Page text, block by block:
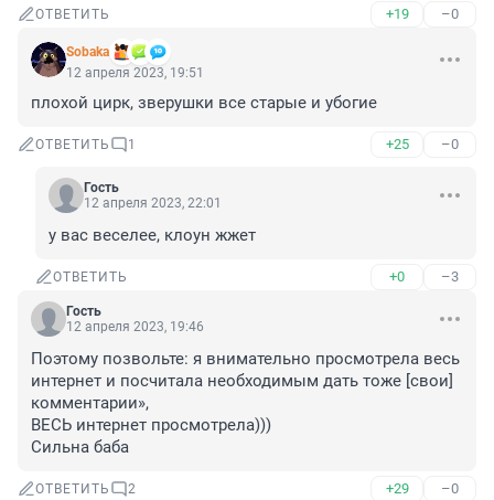
ОТВЕТИТЬ +19 –0
Sobaka
12 апреля 2023, 19:51
плохой цирк, зверушки все старые и убогие
ОТВЕТИТЬ 1 +25 –0
Гость
12 апреля 2023, 22:01
у вас веселее, клоун жжет
ОТВЕТИТЬ +0 –3
Гость
12 апреля 2023, 19:46
Поэтому позвольте: я внимательно просмотрела весь
интернет и посчитала необходимым дать тоже [свои]
комментарии»,
ВЕСЬ интернет просмотрела)))
Сильна баба
ОТВЕТИТЬ 2 +29 –0